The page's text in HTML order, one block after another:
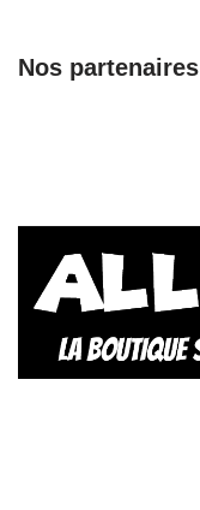
Nos partenaires